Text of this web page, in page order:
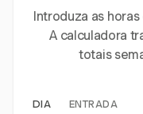
Introduza as
A calculadora
totais
DIA ENTRADA